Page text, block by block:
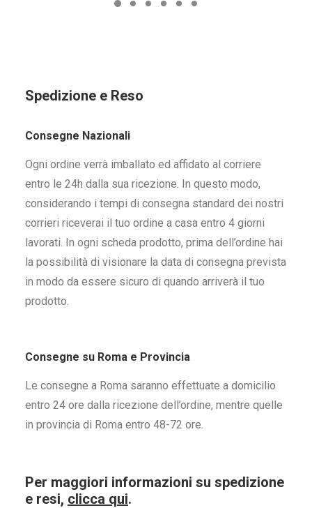
Spedizione e Reso
Consegne Nazionali
Ogni ordine verrà imballato ed affidato al corriere
entro le 24h dalla sua ricezione. In questo modo,
considerando i tempi di consegna standard dei nostri
corrieri riceverai il tuo ordine a casa entro 4 giorni
lavorati. In ogni scheda prodotto, prima dell’ordine hai
la possibilità di visionare la data di consegna prevista
in modo da essere sicuro di quando arriverà il tuo
prodotto.
Consegne su Roma e Provincia
Le consegne a Roma saranno effettuate a domicilio
entro 24 ore dalla ricezione dell’ordine, mentre quelle
in provincia di Roma entro 48-72 ore.
Per maggiori informazioni su spedizione
e resi, clicca qui.